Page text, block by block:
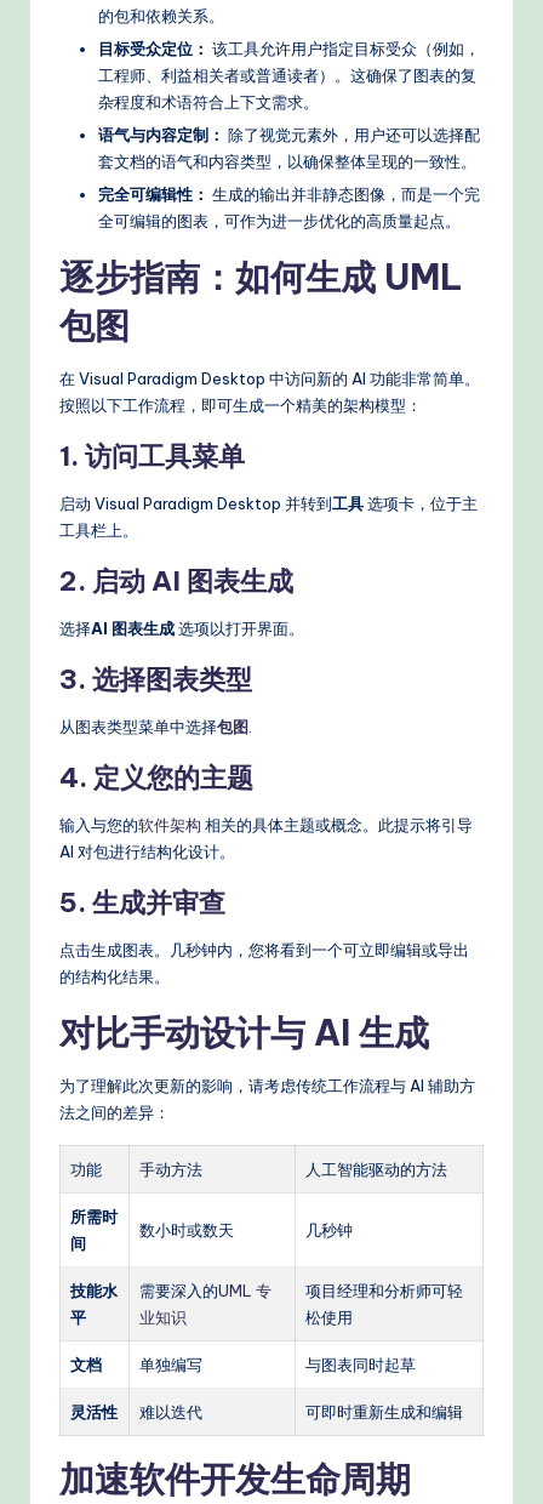
的包和依赖关系。
目标受众定位： 该工具允许用户指定目标受众（例如，
工程师、利益相关者或普通读者）。这确保了图表的复
杂程度和术语符合上下文需求。
语气与内容定制： 除了视觉元素外，用户还可以选择配
套文档的语气和内容类型，以确保整体呈现的一致性。
完全可编辑性： 生成的输出并非静态图像，而是一个完
全可编辑的图表，可作为进一步优化的高质量起点。
逐步指南：如何生成 UML
包图
在 Visual Paradigm Desktop 中访问新的 AI 功能非常简单。
按照以下工作流程，即可生成一个精美的架构模型：
1. 访问工具菜单
启动 Visual Paradigm Desktop 并转到工具选项卡，位于主
工具栏上。
2. 启动 AI 图表生成
选择AI 图表生成选项以打开界面。
3. 选择图表类型
从图表类型菜单中选择包图
4. 定义您的主题
输入与您的软件架构 相关的具体主题或概念。此提示将引导
AI 对包进行结构化设计。
5. 生成并审查
点击生成图表。几秒钟内，您将看到一个可立即编辑或导出
的结构化结果。
对比手动设计与 AI 生成
为了理解此次更新的影响，请考虑传统工作流程与 AI 辅助方
法之间的差异：
功能 手动方法 人工智能驱动的方法
所需时
间
数小时或数天 几秒钟
技能水
平
需要深入的UML 专
业知识
项目经理和分析师可轻
松使用
文档 单独编写 与图表同时起草
灵活性 难以迭代 可即时重新生成和编辑
加速软件开发生命周期